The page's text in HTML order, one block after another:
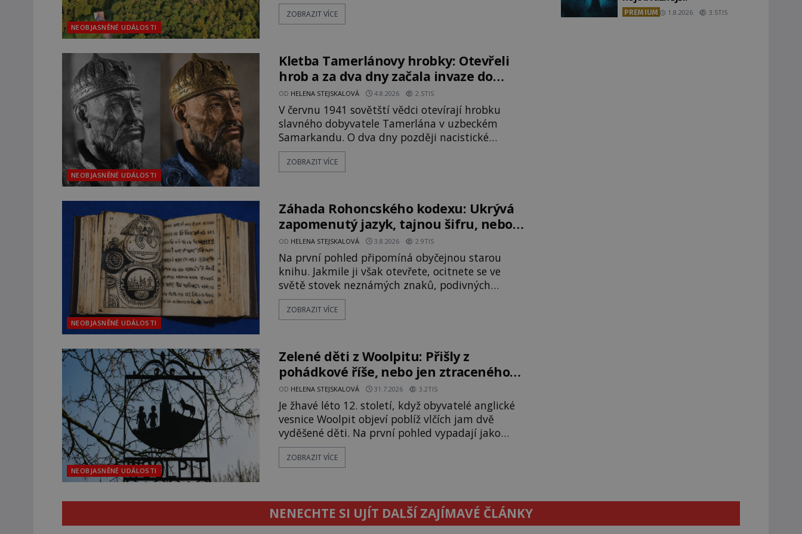
NEOBJASNĚNÉ UDÁLOSTI
katolička, druhá přesvědčená kališnice. A každá z
nich se usídlí na jedné z věží slavného hradu
manželku má skutečně jistou
ZOBRAZIT VÍCE
NEOBJASNĚNÉ UDÁLOSTI
Kletba Tamerlánovy hrobky: Otevřeli
hrob a za dva dny začala invaze do
SSSR. Náhoda, nebo varování?
OD HELENA STEJSKALOVÁ 4.8.2026 2.5TIS
V červnu 1941 sovětští vědci otevírají hrobku
slavného dobyvatele Tamerlána v uzbeckém
Samarkandu. O dva dny později nacistické
Německo zahajuje operaci Barbarossa a napadá
Sovětský svaz. Shoda dat je natolik zarážející, že
fascinující souhru okolností? Když antropolog
Michail Gerasimov (1907-1970) a
ZOBRAZIT VÍCE
NEOBJASNĚNÉ UDÁLOSTI
Záhada Rohoncského kodexu: Ukrývá
zapomenutý jazyk, tajnou šifru, nebo
mistrovský podvrh?
OD HELENA STEJSKALOVÁ 3.8.2026 2.9TIS
Na první pohled připomíná obyčejnou starou
knihu. Jakmile ji však otevřete, ocitnete se ve
světě stovek neznámých znaků, podivných
ilustrací a textu, který už téměř dvě století
vzdoruje všem pokusům o rozluštění. Rohoncský
napsal, kdy vznikl ani co vlastně vypráví.
Rohoncský kodex se poprvé objevuje v roce
ZOBRAZIT VÍCE
NEOBJASNĚNÉ UDÁLOSTI
Zelené děti z Woolpitu: Přišly z
pohádkové říše, nebo jen ztraceného
světa?
OD HELENA STEJSKALOVÁ 31.7.2026 3.2TIS
Je žhavé léto 12. století, když obyvatelé anglické
vesnice Woolpit objeví poblíž vlčích jam dvě
vyděšené děti. Na první pohled vypadají jako
každé jiné, až na jednu děsivou výjimku. Jejich
kůže má nazelenalý odstín, mluví
jednou z největších záhad středověké Anglie a ani
po téměř devíti stech letech není
ZOBRAZIT VÍCE
PREMIUM 1.8.2026 3.5TIS
NENECHTE SI UJÍT DALŠÍ ZAJÍMAVÉ ČLÁNKY